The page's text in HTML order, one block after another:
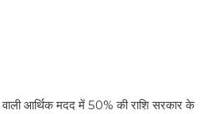
आर्थिक मदद में 50% की राशि सरकार के